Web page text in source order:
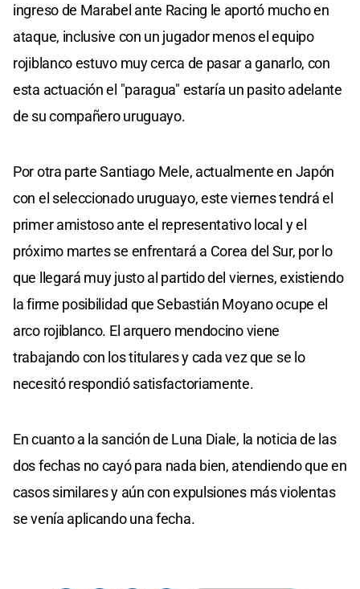
ingreso de Marabel ante Racing le aportó mucho en
ataque, inclusive con un jugador menos el equipo
rojiblanco estuvo muy cerca de pasar a ganarlo, con
esta actuación el "paragua" estaría un pasito adelante
de su compañero uruguayo.
Por otra parte Santiago Mele, actualmente en Japón
con el seleccionado uruguayo, este viernes tendrá el
primer amistoso ante el representativo local y el
próximo martes se enfrentará a Corea del Sur, por lo
que llegará muy justo al partido del viernes, existiendo
la firme posibilidad que Sebastián Moyano ocupe el
arco rojiblanco. El arquero mendocino viene
trabajando con los titulares y cada vez que se lo
necesitó respondió satisfactoriamente.
En cuanto a la sanción de Luna Diale, la noticia de las
dos fechas no cayó para nada bien, atendiendo que en
casos similares y aún con expulsiones más violentas
se venía aplicando una fecha.